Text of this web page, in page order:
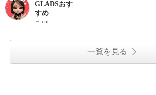
GLADSおす
すめ
－ cm
一覧を見る